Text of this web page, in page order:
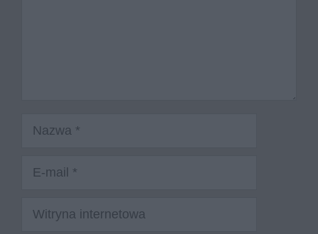
Witryna
internetowa